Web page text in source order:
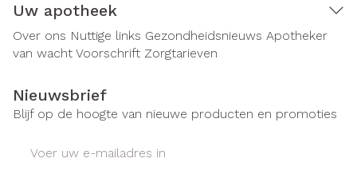
Uw apotheek
Over ons Nuttige links Gezondheidsnieuws Apotheker
van wacht Voorschrift Zorgtarieven
Nieuwsbrief
Blijf op de hoogte van nieuwe producten en promoties